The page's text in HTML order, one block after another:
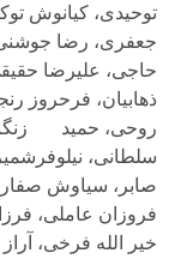
توحیدی، کیانوش
جعفری، رضا
حاجی، علیرضا
ذهابیان، فرحروز
روحی، حمید
سلطانی،
صابر، سیاوش
فروزان عاملی،
خیر الله فرخی،